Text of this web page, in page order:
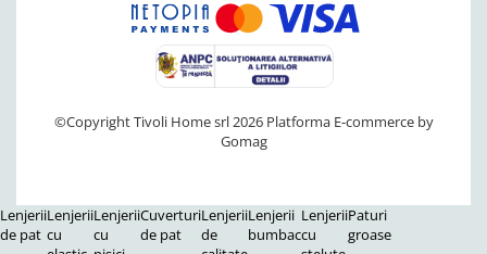
©Copyright Tivoli Home srl 2026 Platforma E-commerce by
Gomag
Lenjerii
de pat
Lenjerii
cu
Lenjerii
cu
Cuverturi
de pat
Lenjerii
de
Lenjerii
bumbac
Lenjerii
cu
Paturi
groase